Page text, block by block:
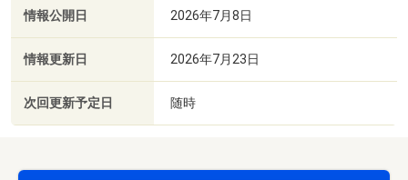
情報公開日 2026年7月8日
情報更新日 2026年7月23日
次回更新予定日 随時